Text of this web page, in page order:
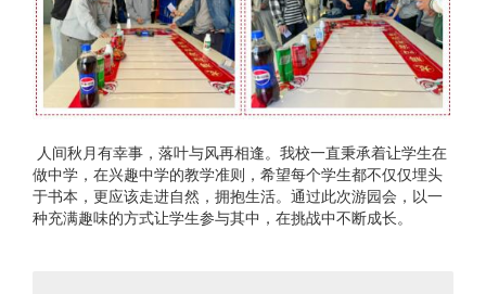
人间秋月有幸事，落叶与风再相逢。我校一直秉承着让学生在
做中学，在兴趣中学的教学准则，希望每个学生都不仅仅埋头
于书本，更应该走进自然，拥抱生活。通过此次游园会，以一
种充满趣味的方式让学生参与其中，在挑战中不断成长。